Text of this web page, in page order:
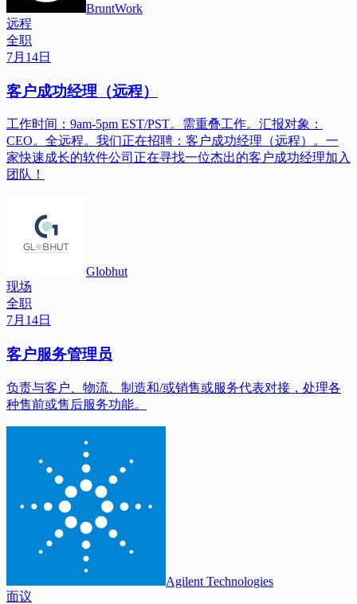
BruntWork
远程
全职
7月14日
客户成功经理（远程）
工作时间：9am-5pm EST/PST。需重叠工作。汇报对象：
CEO。全远程。我们正在招聘：客户成功经理（远程）。一
家快速成长的软件公司正在寻找一位杰出的客户成功经理加入
团队！
Globhut
现场
全职
7月14日
客户服务管理员
负责与客户、物流、制造和/或销售或服务代表对接，处理各
种售前或售后服务功能。
Agilent Technologies
面议